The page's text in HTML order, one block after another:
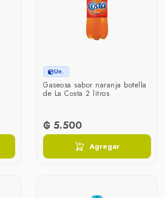
Un.
Gaseosa sabor naranja botella
de La Costa 2 litros
₲ 5.500
Agregar